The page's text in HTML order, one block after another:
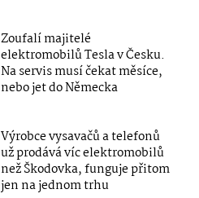
Zoufalí majitelé
elektromobilů Tesla v Česku.
Na servis musí čekat měsíce,
nebo jet do Německa
Výrobce vysavačů a telefonů
už prodává víc elektromobilů
než Škodovka, funguje přitom
jen na jednom trhu